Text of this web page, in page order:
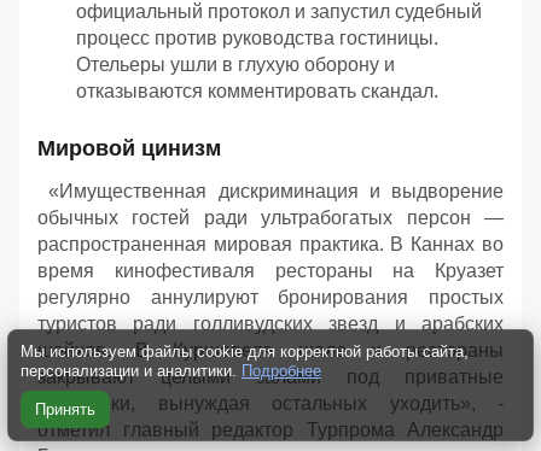
официальный протокол и запустил судебный
процесс против руководства гостиницы.
Отельеры ушли в глухую оборону и
отказываются комментировать скандал.
Мировой цинизм
«Имущественная дискриминация и выдворение
обычных гостей ради ультрабогатых персон —
распространенная мировая практика. В Каннах во
время кинофестиваля рестораны на Круазет
регулярно аннулируют бронирования простых
туристов ради голливудских звезд и арабских
шейхов. В Куршевеле шале и рестораны
закрывают целыми залами под приватные
вечеринки, вынуждая остальных уходить», -
отметил главный редактор Турпрома Александр
Мы используем файлы cookie для корректной работы сайта,
персонализации и аналитики. Подробнее
Принять